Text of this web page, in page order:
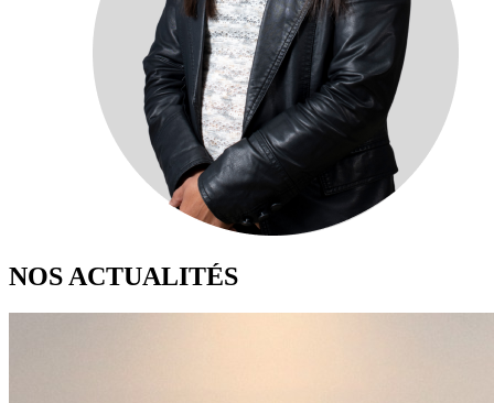
NOS ACTUALITÉS